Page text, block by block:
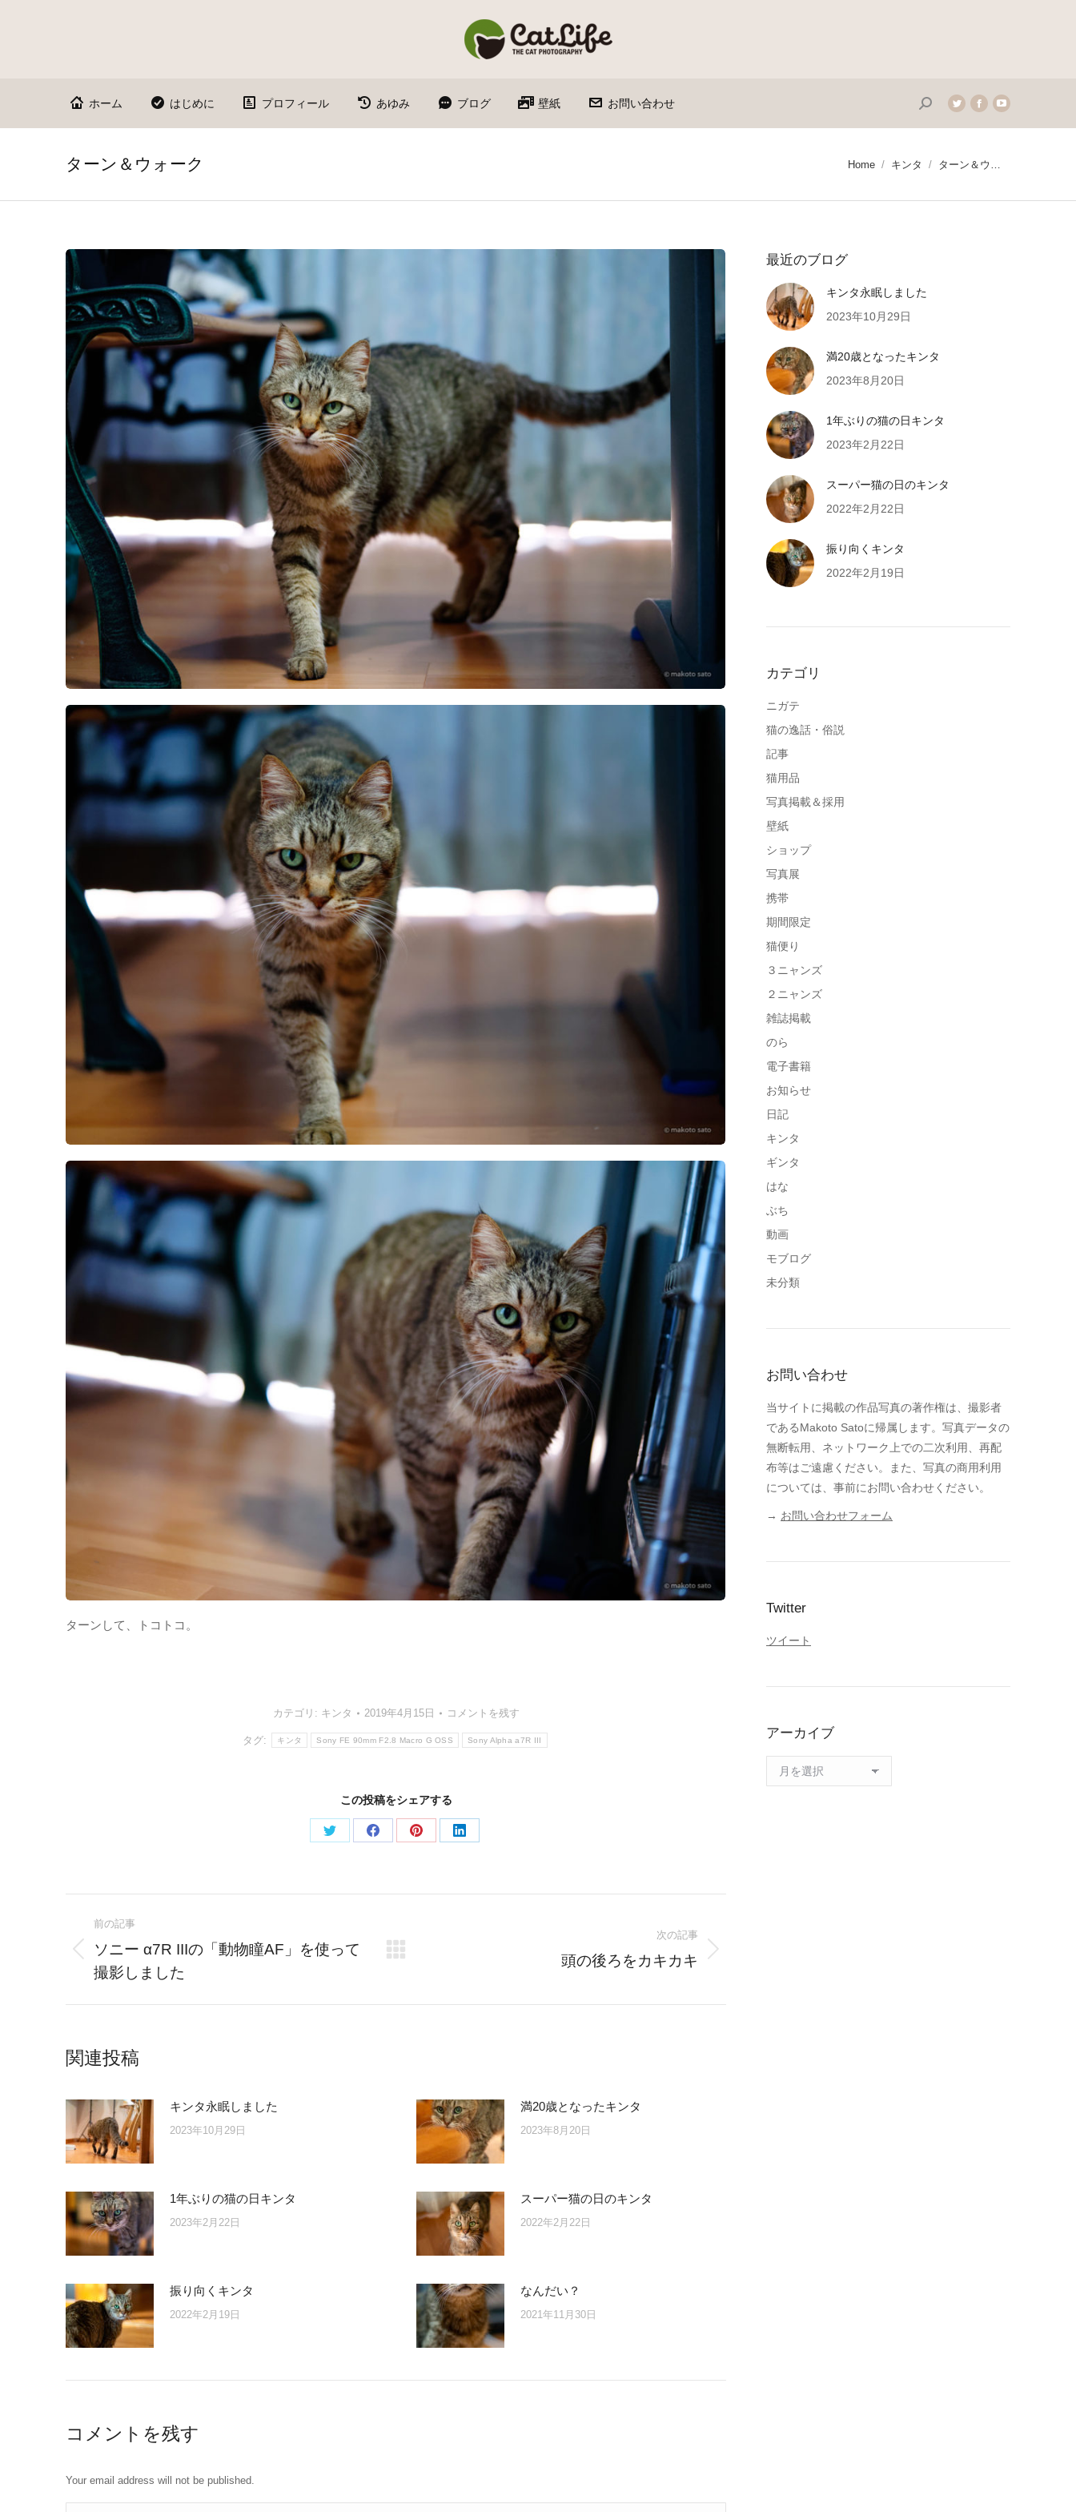
ホーム はじめに プロフィール あゆみ ブログ 壁紙 お問い合わせ Search:Twitter
page
in
window
Facebook
page
in
window
YouTube
page
window
ターン＆ウォーク You are here:
Home キンタ ターン＆ウ…
ターンして、トコトコ。
カテゴリ: キンタ 2019年4月15日 コメントを残す
タグ: キンタ Sony FE 90mm F2.8 Macro G OSS Sony Alpha a7R III
この投稿をシェアする
Share
Share
Share
Share
navigation
前の記事
Previous
post:
ソニー α7R IIIの「動物瞳AF」を使って
撮影しました
次の記事
頭の後ろをカキカキ
関連投稿
キンタ永眠しました
2023年10月29日
満20歳となったキンタ
2023年8月20日
1年ぶりの猫の日キンタ
2023年2月22日
スーパー猫の日のキンタ
2022年2月22日
振り向くキンタ
2022年2月19日
なんだい？
2021年11月30日
コメントを残す
Your email address will not be published.
最近のブログ
キンタ永眠しました
2023年10月29日
満20歳となったキンタ
2023年8月20日
1年ぶりの猫の日キンタ
2023年2月22日
スーパー猫の日のキンタ
2022年2月22日
振り向くキンタ
2022年2月19日
カテゴリ
ニガテ
猫の逸話・俗説
記事
猫用品
写真掲載＆採用
壁紙
ショップ
写真展
携帯
期間限定
猫便り
３ニャンズ
２ニャンズ
雑誌掲載
のら
電子書籍
お知らせ
日記
キンタ
ギンタ
はな
ぶち
動画
モブログ
未分類
お問い合わせ
当サイトに掲載の作品写真の著作権は、撮影者
であるMakoto Satoに帰属します。写真データの
無断転用、ネットワーク上での二次利用、再配
布等はご遠慮ください。また、写真の商用利用
については、事前にお問い合わせください。
→ お問い合わせフォーム
Twitter
ツイート
アーカイブ
ー